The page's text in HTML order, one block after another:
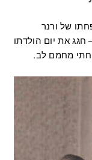
של ורנר
חגג את יום הולדתו